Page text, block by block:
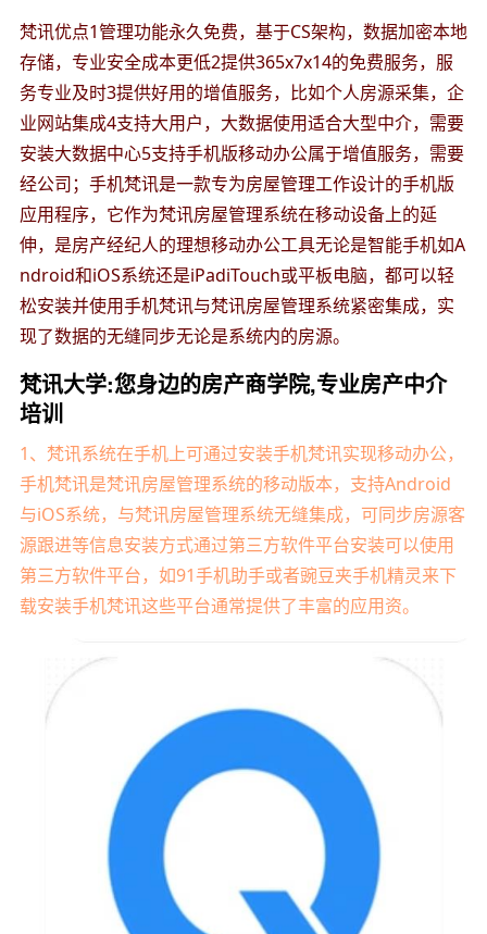
梵讯优点1管理功能永久免费，基于CS架构，数据加密本地
存储，专业安全成本更低2提供365x7x14的免费服务，服
务专业及时3提供好用的增值服务，比如个人房源采集，企
业网站集成4支持大用户，大数据使用适合大型中介，需要
安装大数据中心5支持手机版移动办公属于增值服务，需要
经公司；手机梵讯是一款专为房屋管理工作设计的手机版
应用程序，它作为梵讯房屋管理系统在移动设备上的延
伸，是房产经纪人的理想移动办公工具无论是智能手机如A
ndroid和iOS系统还是iPadiTouch或平板电脑，都可以轻
松安装并使用手机梵讯与梵讯房屋管理系统紧密集成，实
现了数据的无缝同步无论是系统内的房源。
梵讯大学:您身边的房产商学院,专业房产中介
培训
1、梵讯系统在手机上可通过安装手机梵讯实现移动办公，
手机梵讯是梵讯房屋管理系统的移动版本，支持Android
与iOS系统，与梵讯房屋管理系统无缝集成，可同步房源客
源跟进等信息安装方式通过第三方软件平台安装可以使用
第三方软件平台，如91手机助手或者豌豆夹手机精灵来下
载安装手机梵讯这些平台通常提供了丰富的应用资。